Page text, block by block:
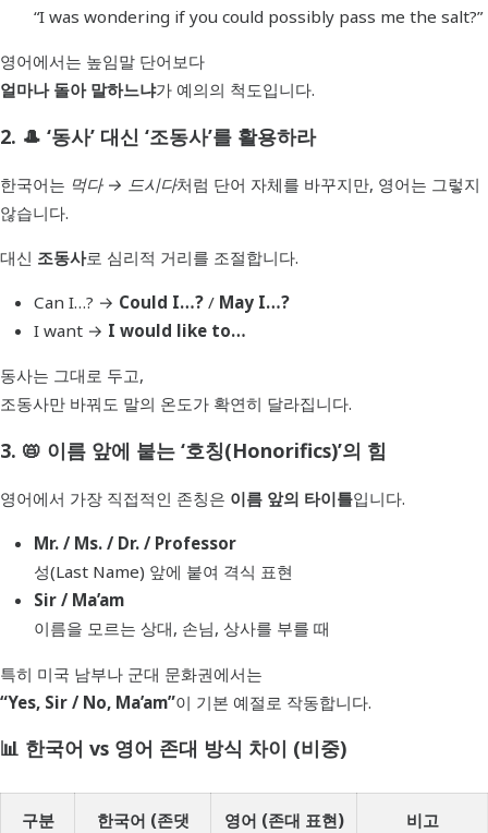
“I was wondering if you could possibly pass me the salt?”
영어에서는 높임말 단어보다
얼마나 돌아 말하느냐가 예의의 척도입니다.
2. 🎩 ‘동사’ 대신 ‘조동사’를 활용하라
한국어는 먹다 → 드시다처럼 단어 자체를 바꾸지만, 영어는 그렇지
않습니다.
대신 조동사로 심리적 거리를 조절합니다.
Can I…? → Could I…?/ May I…?
I want → I would like to…
동사는 그대로 두고,
조동사만 바꿔도 말의 온도가 확연히 달라집니다.
3. 📛 이름 앞에 붙는 ‘호칭(Honorifics)’의 힘
영어에서 가장 직접적인 존칭은 이름 앞의 타이틀입니다.
Mr. / Ms. / Dr. / Professor
성(Last Name) 앞에 붙여 격식 표현
Sir / Ma’am
이름을 모르는 상대, 손님, 상사를 부를 때
특히 미국 남부나 군대 문화권에서는
“Yes, Sir / No, Ma’am”이 기본 예절로 작동합니다.
📊 한국어 vs 영어 존대 방식 차이 (비중)
구분
한국어 (존댓
영어 (존대 표현) 비고